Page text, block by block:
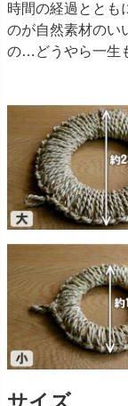
時間の経過ととも
のが自然素材のい
の…どうやら一生